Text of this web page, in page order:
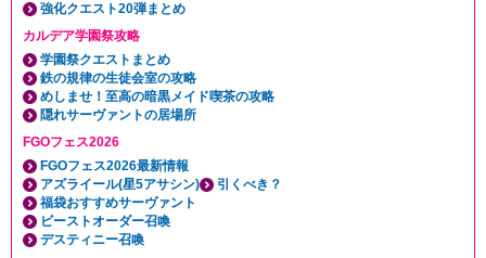
強化クエスト20弾まとめ
カルデア学園祭攻略
学園祭クエストまとめ
鉄の規律の生徒会室の攻略
めしませ！至高の暗黒メイド喫茶の攻略
隠れサーヴァントの居場所
FGOフェス2026
FGOフェス2026最新情報
アズライール(星5アサシン)
引くべき？
福袋おすすめサーヴァント
ビーストオーダー召喚
デスティニー召喚